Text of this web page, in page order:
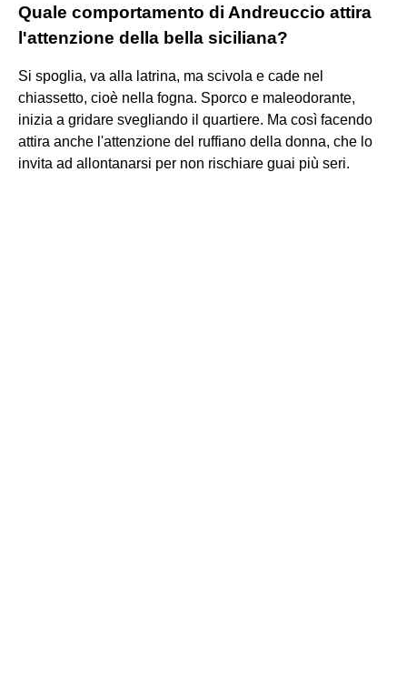
Quale comportamento di Andreuccio attira
l'attenzione della bella siciliana?
Si spoglia, va alla latrina, ma scivola e cade nel
chiassetto, cioè nella fogna. Sporco e maleodorante,
inizia a gridare svegliando il quartiere. Ma così facendo
attira anche l'attenzione del ruffiano della donna, che lo
invita ad allontanarsi per non rischiare guai più seri.